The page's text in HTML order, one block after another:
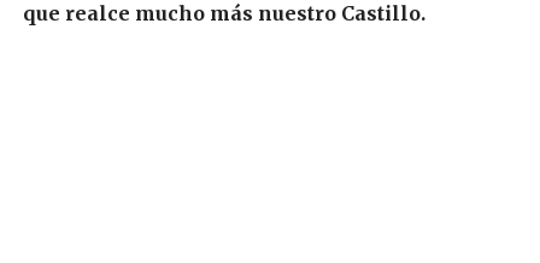
que realce mucho más nuestro Castillo.